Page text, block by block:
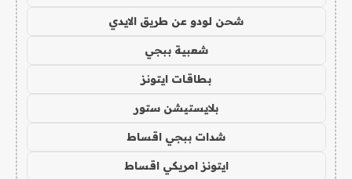
شحن لودو عن طريق الايدي
شعبية ببجي
بطاقات ايتونز
بلايستيشن ستور
شدات ببجي اقساط
ايتونز امريكي اقساط